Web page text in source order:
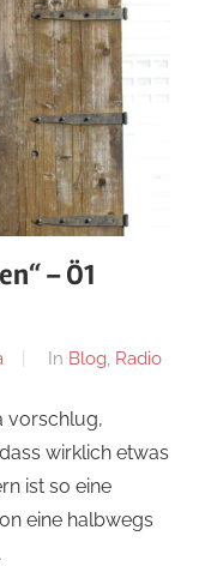
– Ö1
In Blog, Radio
vorschlug,
wirklich etwas
ist so eine
eine halbwegs